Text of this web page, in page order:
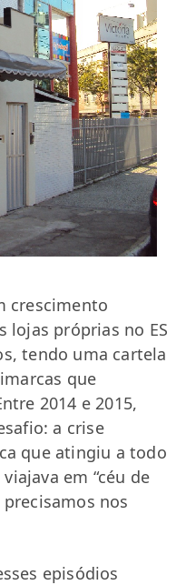
crescimento
lojas próprias no ES
tendo uma cartela
que
2014 e 2015,
a crise
que atingiu a todo
em “céu de
nos
episódios